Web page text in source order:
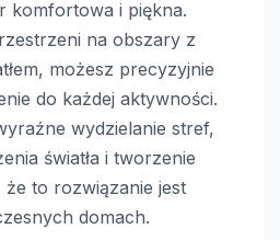
komfortowa i piękna.
na obszary z
możesz precyzyjnie
do każdej aktywności.
wydzielanie stref,
światła i tworzenie
to rozwiązanie jest
domach.